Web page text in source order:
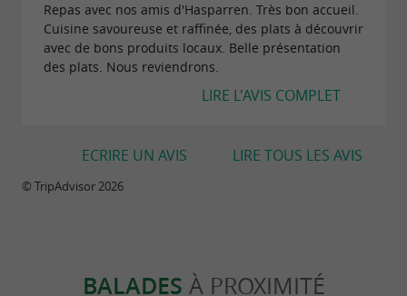
Repas avec nos amis d'Hasparren. Très bon accueil.
Cuisine savoureuse et raffinée, des plats à découvrir
avec de bons produits locaux. Belle présentation
des plats. Nous reviendrons.
LIRE L'AVIS COMPLET
LIRE TOUS LES AVIS
ECRIRE UN AVIS
© TripAdvisor 2026
BALADES À PROXIMITÉ